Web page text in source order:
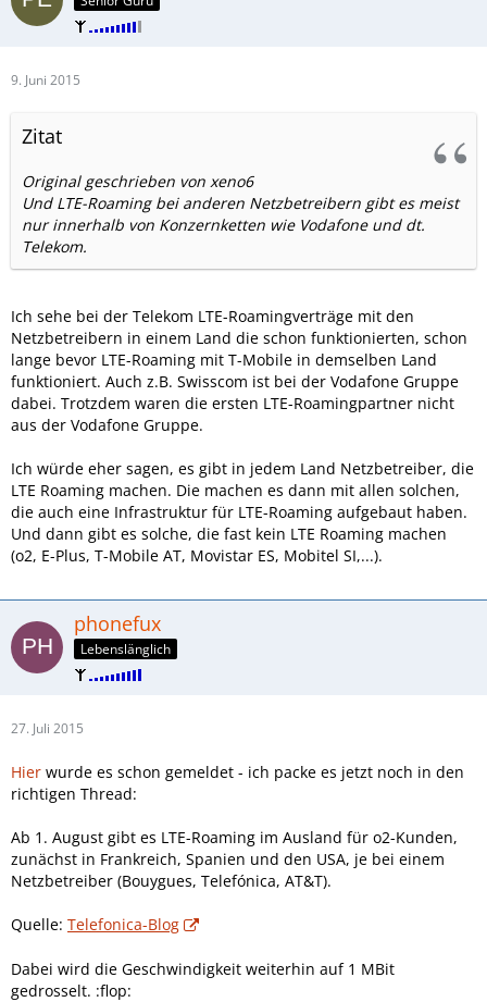
9. Juni 2015
Zitat
Original geschrieben von xeno6
Und LTE-Roaming bei anderen Netzbetreibern gibt es meist
nur innerhalb von Konzernketten wie Vodafone und dt.
Telekom.
Ich sehe bei der Telekom LTE-Roamingverträge mit den
Netzbetreibern in einem Land die schon funktionierten, schon
lange bevor LTE-Roaming mit T-Mobile in demselben Land
funktioniert. Auch z.B. Swisscom ist bei der Vodafone Gruppe
dabei. Trotzdem waren die ersten LTE-Roamingpartner nicht
aus der Vodafone Gruppe.
Ich würde eher sagen, es gibt in jedem Land Netzbetreiber, die
LTE Roaming machen. Die machen es dann mit allen solchen,
die auch eine Infrastruktur für LTE-Roaming aufgebaut haben.
Und dann gibt es solche, die fast kein LTE Roaming machen
(o2, E-Plus, T-Mobile AT, Movistar ES, Mobitel SI,...).
phonefux
Lebenslänglich
27. Juli 2015
Hier wurde es schon gemeldet - ich packe es jetzt noch in den
richtigen Thread:
Ab 1. August gibt es LTE-Roaming im Ausland für o2-Kunden,
zunächst in Frankreich, Spanien und den USA, je bei einem
Netzbetreiber (Bouygues, Telefónica, AT&T).
Quelle: Telefonica-Blog
Dabei wird die Geschwindigkeit weiterhin auf 1 MBit
gedrosselt. :flop: